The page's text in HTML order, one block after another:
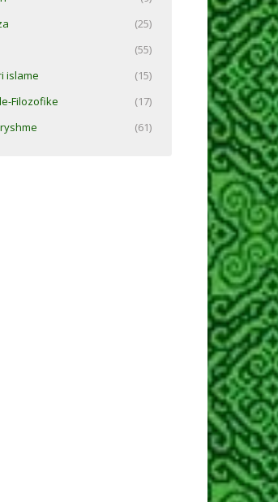
(25)
(55)
islame
(15)
Filozofike
(17)
(61)